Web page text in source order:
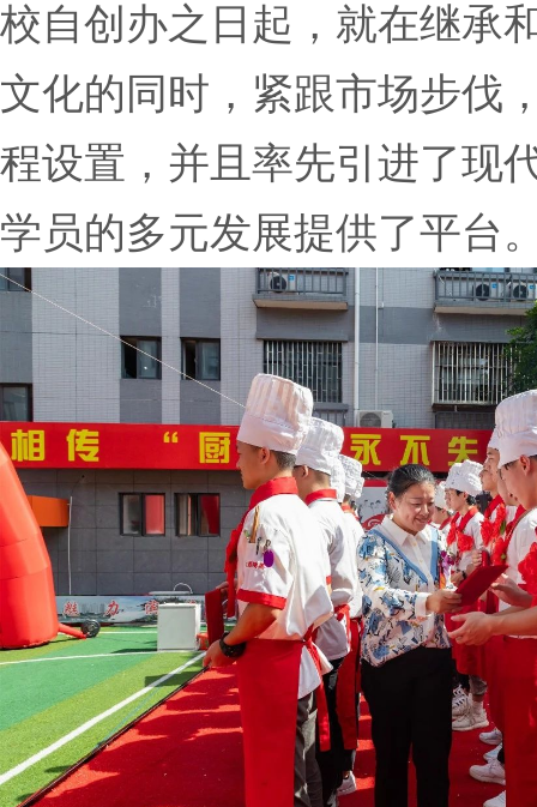
校自创办之日起，就在继承
文化的同时，紧跟市场步伐
程设置，并且率先引进了现
学员的多元发展提供了平台